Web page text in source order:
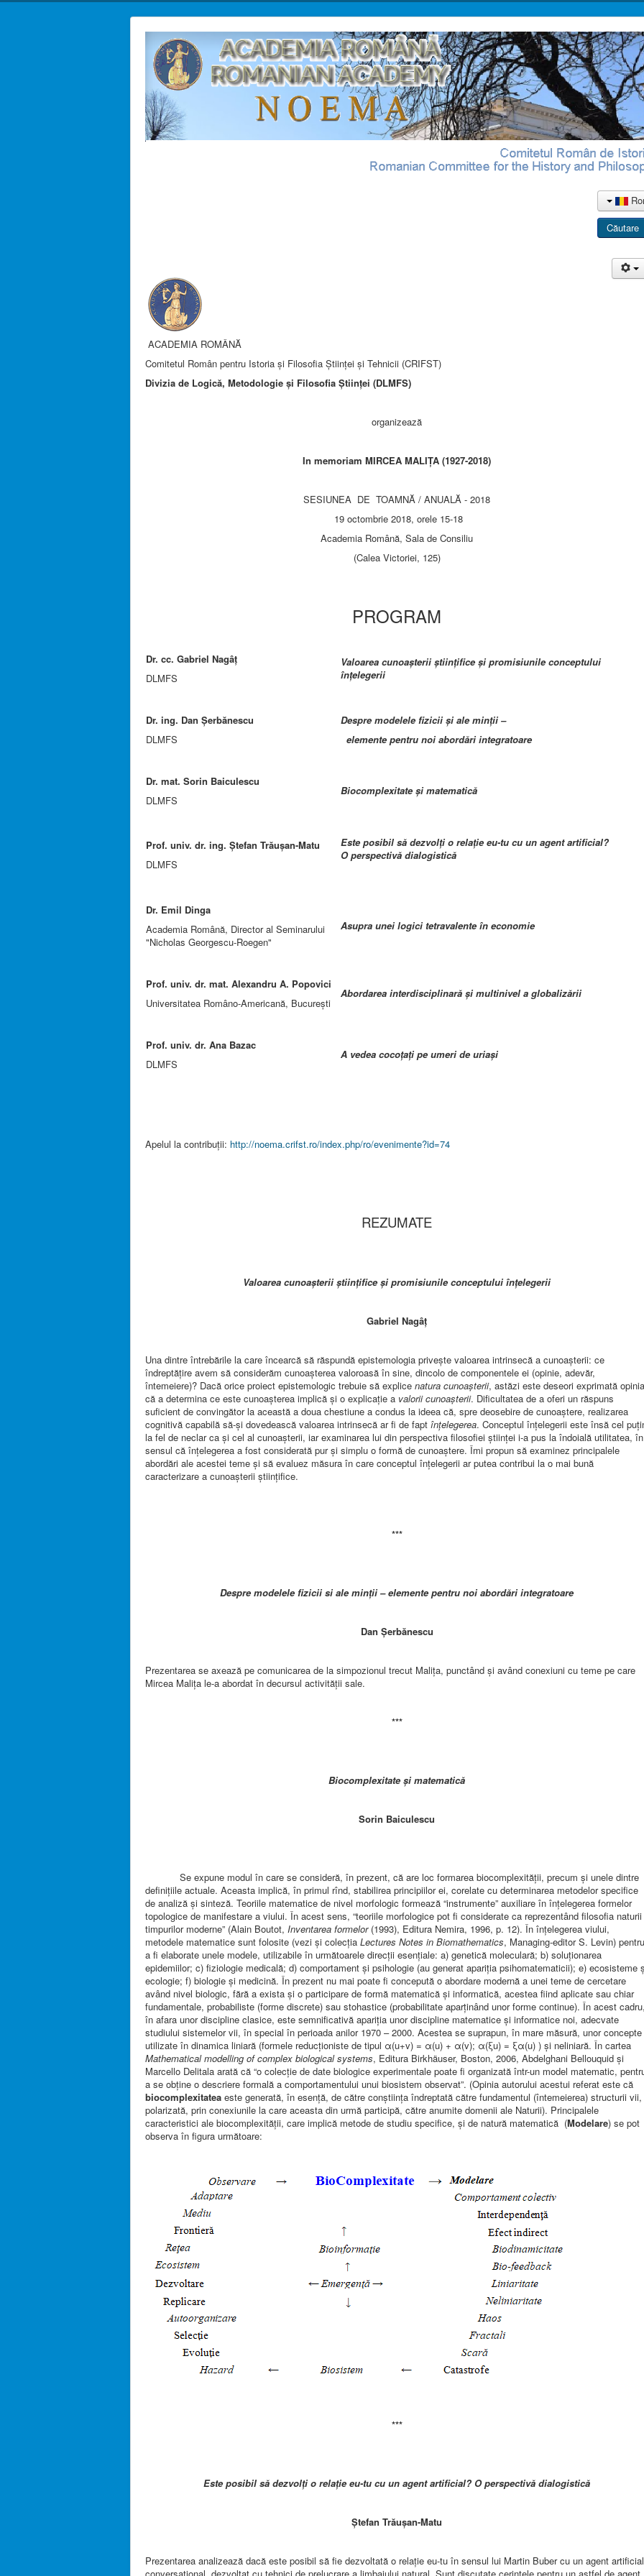
Căutare
ACADEMIA ROMÂNĂ
Comitetul Român pentru Istoria şi Filosofia Ştiinţei şi Tehnicii (CRIFST)
Divizia de Logică, Metodologie şi Filosofia Ştiinţei (DLMFS)
organizează
In memoriam MIRCEA MALIŢA (1927-2018)
SESIUNEA DE TOAMNĂ / ANUALĂ - 2018
19 octombrie 2018, orele 15-18
Academia Română, Sala de Consiliu
(Calea Victoriei, 125)
PROGRAM
Dr. cc. Gabriel Nagâţ
DLMFS
Valoarea cunoașterii științifice și promisiunile conceptului
înțelegerii
Dr. ing. Dan Şerbănescu
DLMFS
Despre modelele fizicii și ale minții –
elemente pentru noi abordări integratoare
Dr. mat. Sorin Baiculescu
DLMFS
Biocomplexitate şi matematică
Prof. univ. dr. ing. Ştefan Trăuşan-Matu
DLMFS
Este posibil să dezvolți o relație eu-tu cu un agent artificial?
O perspectivă dialogistică
Dr. Emil Dinga
Academia Română, Director al Seminarului
"Nicholas Georgescu-Roegen"
Asupra unei logici tetravalente în economie
Prof. univ. dr. mat. Alexandru A. Popovici
Universitatea Româno-Americană, Bucureşti
Abordarea interdisciplinară şi multinivel a globalizării
Prof. univ. dr. Ana Bazac
DLMFS
A vedea cocoţaţi pe umeri de uriaşi
Apelul la contribuții: http://noema.crifst.ro/index.php/ro/evenimente?id=74
REZUMATE
Valoarea cunoașterii științifice și promisiunile conceptului înțelegerii
Gabriel Nagâţ
Una dintre întrebările la care încearcă să răspundă epistemologia privește valoarea intrinsecă a cunoașterii: ce
îndreptățire avem să considerăm cunoașterea valoroasă în sine, dincolo de componentele ei (opinie, adevăr,
întemeiere)? Dacă orice proiect epistemologic trebuie să explice natura cunoașterii, astăzi este deseori exprimată opinia
că a determina ce este cunoașterea implică și o explicație a valorii cunoașterii. Dificultatea de a oferi un răspuns
suficient de convingător la această a doua chestiune a condus la ideea că, spre deosebire de cunoaștere, realizarea
cognitivă capabilă să-și dovedească valoarea intrinsecă ar fi de fapt înțelegerea. Conceptul înțelegerii este însă cel
la fel de neclar ca și cel al cunoașterii, iar examinarea lui din perspectiva filosofiei științei i-a pus la îndoială utilitatea, în
sensul că înțelegerea a fost considerată pur și simplu o formă de cunoaștere. Îmi propun să examinez principalele
abordări ale acestei teme și să evaluez măsura în care conceptul înțelegerii ar putea contribui la o mai bună
caracterizare a cunoașterii științifice.
***
Despre modelele fizicii si ale minții – elemente pentru noi abordări integratoare
Dan Şerbănescu
Prezentarea se axează pe comunicarea de la simpozionul trecut Maliţa, punctând şi având conexiuni cu teme pe care
Mircea Maliţa le-a abordat în decursul activităţii sale.
***
Biocomplexitate şi matematică
Sorin Baiculescu
Se expune modul în care se consideră, în prezent, că are loc formarea biocomplexităţii, precum şi unele dintre
definiţiile actuale. Aceasta implică, în primul rînd, stabilirea principiilor ei, corelate cu determinarea metodelor specifice
de analiză şi sinteză. Teoriile matematice de nivel morfologic formează “instrumente” auxiliare în înţelegerea formelor
topologice de manifestare a viului. În acest sens, “teoriile morfologice pot fi considerate ca reprezentând filosofia naturii
timpurilor moderne” (Alain Boutot, Inventarea formelor (1993), Editura Nemira, 1996, p. 12). În înţelegerea viului,
metodele matematice sunt folosite (vezi şi colecţia Lectures Notes in Biomathematics, Managing-editor S. Levin) pentru
a fi elaborate unele modele, utilizabile în următoarele direcţii esenţiale: a) genetică moleculară; b) soluţionarea
epidemiilor; c) fiziologie medicală; d) comportament şi psihologie (au generat apariţia psihomatematicii); e) ecosisteme
ecologie; f) biologie şi medicină. În prezent nu mai poate fi concepută o abordare modernă a unei teme de cercetare
având nivel biologic, fără a exista şi o participare de formă matematică şi informatică, acestea fiind aplicate sau chiar
fundamentale, probabiliste (forme discrete) sau stohastice (probabilitate aparţinând unor forme continue). În acest
în afara unor discipline clasice, este semnificativă apariţia unor discipline matematice şi informatice noi, adecvate
studiului sistemelor vii, în special în perioada anilor 1970 – 2000. Acestea se suprapun, în mare măsură, unor concepte
utilizate în dinamica liniară (formele reducţioniste de tipul α(u+v) = α(u) + α(v); α(ξu) = ξα(u) ) şi neliniară. În cartea
Mathematical modelling of complex biological systems, Editura Birkhäuser, Boston, 2006, Abdelghani Bellouquid şi
Marcello Delitala arată că “o colecţie de date biologice experimentale poate fi organizată într-un model matematic,
a se obţine o descriere formală a comportamentului unui biosistem observat”. (Opinia autorului acestui referat este că
biocomplexitatea este generată, în esenţă, de către conştiinţa îndreptată către fundamentul (întemeierea) structurii vii,
polarizată, prin conexiunile la care aceasta din urmă participă, către anumite domenii ale Naturii). Principalele
caracteristici ale biocomplexităţii, care implică metode de studiu specifice, şi de natură matematică (Modelare) se pot
observa în figura următoare:
***
Este posibil să dezvolți o relație eu-tu cu un agent artificial? O perspectivă dialogistică
Ştefan Trăuşan-Matu
Prezentarea analizează dacă este posibil să fie dezvoltată o relație eu-tu în sensul lui Martin Buber cu un agent
conversațional, dezvoltat cu tehnici de prelucrare a limbajului natural. Sunt discutate cerințele pentru un astfel de agent,